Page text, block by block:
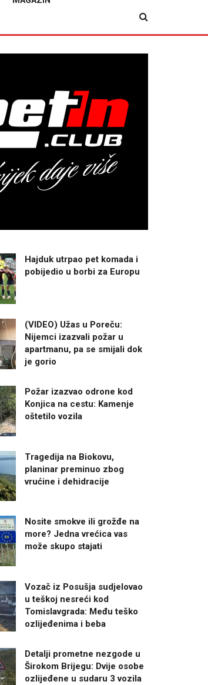
Hajduk utrpao pet komada i
pobijedio u borbi za Europu
(VIDEO) Užas u Poreču:
Nijemci izazvali požar u
apartmanu, pa se smijali dok
je gorio
Požar izazvao odrone kod
Konjica na cestu: Kamenje
oštetilo vozila
Tragedija na Biokovu,
planinar preminuo zbog
vrućine i dehidracije
Nosite smokve ili grožđe na
more? Jedna vrećica vas
može skupo stajati
Vozač iz Posušja sudjelovao
u teškoj nesreći kod
Tomislavgrada: Među teško
ozlijeđenima i beba
Detalji prometne nezgode u
Širokom Brijegu: Dvije osobe
ozlijeđene u sudaru 3 vozila